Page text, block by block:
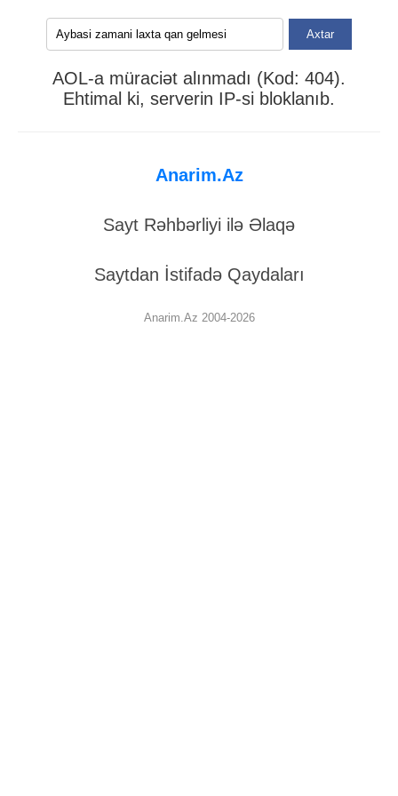
Axtar
AOL-a müraciət alınmadı (Kod: 404).
Ehtimal ki, serverin IP-si bloklanıb.
Anarim.Az
Sayt Rəhbərliyi ilə Əlaqə
Saytdan İstifadə Qaydaları
Anarim.Az 2004-2026